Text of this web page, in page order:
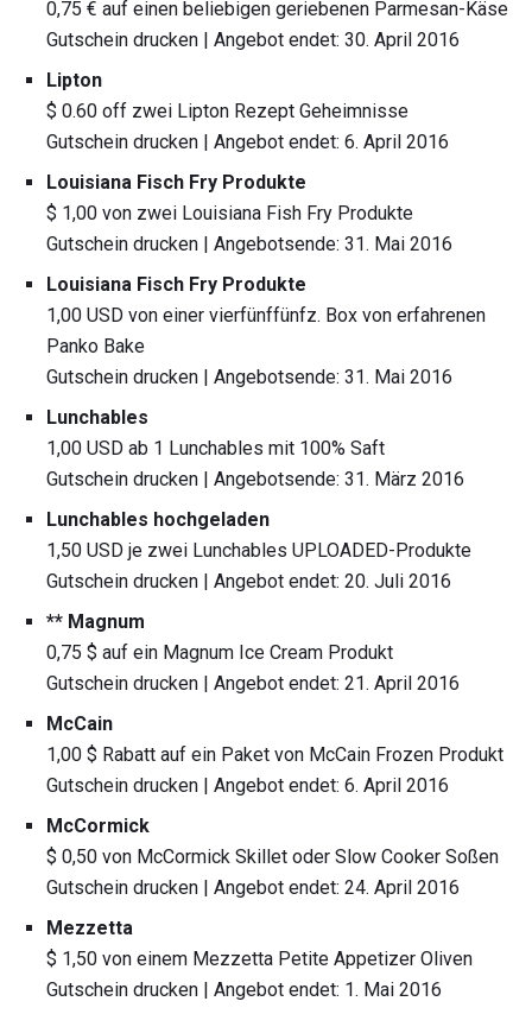
0,75 € auf einen beliebigen geriebenen Parmesan-Käse
Gutschein drucken | Angebot endet: 30. April 2016
Lipton
$ 0.60 off zwei Lipton Rezept Geheimnisse
Gutschein drucken | Angebot endet: 6. April 2016
Louisiana Fisch Fry Produkte
$ 1,00 von zwei Louisiana Fish Fry Produkte
Gutschein drucken | Angebotsende: 31. Mai 2016
Louisiana Fisch Fry Produkte
1,00 USD von einer vierfünffünfz. Box von erfahrenen
Panko Bake
Gutschein drucken | Angebotsende: 31. Mai 2016
Lunchables
1,00 USD ab 1 Lunchables mit 100% Saft
Gutschein drucken | Angebotsende: 31. März 2016
Lunchables hochgeladen
1,50 USD je zwei Lunchables UPLOADED-Produkte
Gutschein drucken | Angebot endet: 20. Juli 2016
** Magnum
0,75 $ auf ein Magnum Ice Cream Produkt
Gutschein drucken | Angebot endet: 21. April 2016
McCain
1,00 $ Rabatt auf ein Paket von McCain Frozen Produkt
Gutschein drucken | Angebot endet: 6. April 2016
McCormick
$ 0,50 von McCormick Skillet oder Slow Cooker Soßen
Gutschein drucken | Angebot endet: 24. April 2016
Mezzetta
$ 1,50 von einem Mezzetta Petite Appetizer Oliven
Gutschein drucken | Angebot endet: 1. Mai 2016